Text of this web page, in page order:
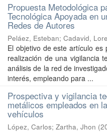
Propuesta Metodológica
Tecnológica Apoyada en
Redes de Autores
Peláez, Esteban; Cadavid,
El objetivo de este artículo
realización de una vigilancia
análisis de la red de
interés, empleando para ...
Prospectiva y vigilancia
metálicos empleados en
vehículos
López, Carlos; Zartha, Jhon (